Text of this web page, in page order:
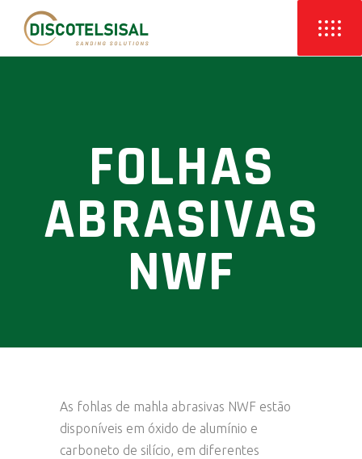
FOLHAS
ABRASIVAS
NWF
As fohlas de mahla abrasivas NWF estão
disponíveis em óxido de alumínio e
carboneto de silício, em diferentes